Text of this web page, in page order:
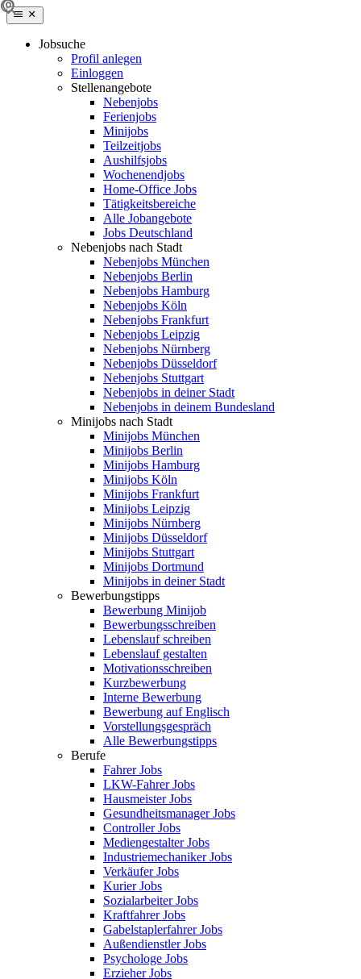
Jobsuche
Profil anlegen
Einloggen
Stellenangebote
Nebenjobs
Ferienjobs
Minijobs
Teilzeitjobs
Aushilfsjobs
Wochenendjobs
Home-Office Jobs
Tätigkeitsbereiche
Alle Jobangebote
Jobs Deutschland
Nebenjobs nach Stadt
Nebenjobs München
Nebenjobs Berlin
Nebenjobs Hamburg
Nebenjobs Köln
Nebenjobs Frankfurt
Nebenjobs Leipzig
Nebenjobs Nürnberg
Nebenjobs Düsseldorf
Nebenjobs Stuttgart
Nebenjobs in deiner Stadt
Nebenjobs in deinem Bundesland
Minijobs nach Stadt
Minijobs München
Minijobs Berlin
Minijobs Hamburg
Minijobs Köln
Minijobs Frankfurt
Minijobs Leipzig
Minijobs Nürnberg
Minijobs Düsseldorf
Minijobs Stuttgart
Minijobs Dortmund
Minijobs in deiner Stadt
Bewerbungstipps
Bewerbung Minijob
Bewerbungsschreiben
Lebenslauf schreiben
Lebenslauf gestalten
Motivationsschreiben
Kurzbewerbung
Interne Bewerbung
Bewerbung auf Englisch
Vorstellungsgespräch
Alle Bewerbungstipps
Berufe
Fahrer Jobs
LKW-Fahrer Jobs
Hausmeister Jobs
Gesundheitsmanager Jobs
Controller Jobs
Mediengestalter Jobs
Industriemechaniker Jobs
Verkäufer Jobs
Kurier Jobs
Sozialarbeiter Jobs
Kraftfahrer Jobs
Gabelstaplerfahrer Jobs
Außendienstler Jobs
Psychologe Jobs
Erzieher Jobs